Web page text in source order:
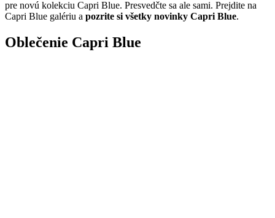
pre novú kolekciu Capri Blue. Presvedčte sa ale sami. Prejdite na
Capri Blue galériu a pozrite si všetky novinky Capri Blue.
Oblečenie Capri Blue